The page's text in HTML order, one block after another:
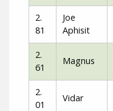
2.
81
Joe
Aphisit
2.
61
Magnus
2.
01
Vidar